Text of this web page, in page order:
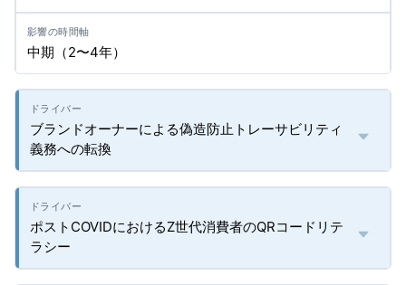
中期（2〜4年）
ブランドオーナーによる偽造防止トレーサビリティ
義務への転換
ポストCOVIDにおけるZ世代消費者のQRコードリテ
ラシー